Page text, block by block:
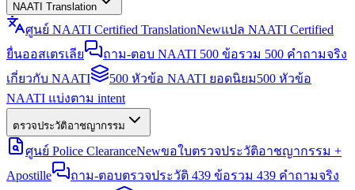
NAATI Translation
ศูนย์ NAATI Certified TranslationNewแปล NAATI Certified
ยื่นออสเตรเลีย
ถาม-ตอบ NAATI 500 ข้อรวม 500 คำถามจริง
เกี่ยวกับ NAATI
500 หัวข้อ NAATI ยอดนิยม500 หัวข้อ
NAATI แบ่งตาม intent
ตรวจประวัติอาชญากรรม
ศูนย์ Police ClearanceNewขอใบตรวจประวัติอาชญากรรม +
Apostille
ถาม-ตอบตรวจประวัติ 439 ข้อรวม 439 คำถามจริง